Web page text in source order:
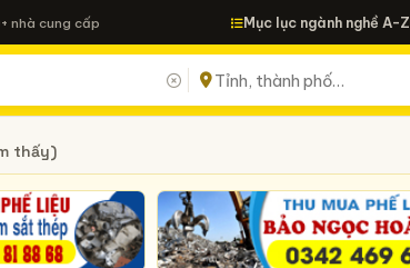
nhà cung cấp Mục lục ngành nghề A-Z
thấy)